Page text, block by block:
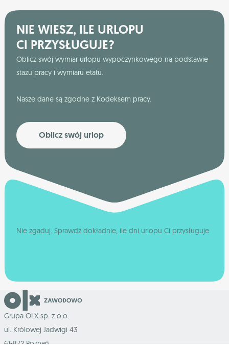
NIE WIESZ, ILE URLOPU
CI PRZYSŁUGUJE?
Oblicz swój wymiar urlopu wypoczynkowego na podstawie
stażu pracy i wymiaru etatu.
Nasze dane są zgodne z Kodeksem pracy.
Oblicz swój urlop
Nie zgaduj. Sprawdź dokładnie, ile dni urlopu Ci przysługuje
Grupa OLX sp. z o.o.
ul. Królowej Jadwigi 43
61-872 Poznań